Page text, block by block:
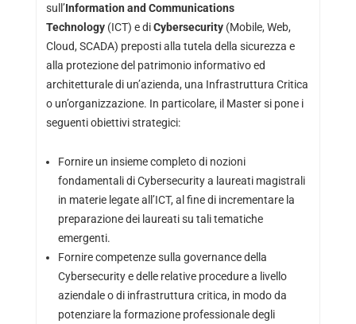
sull’Information and Communications
Technology(ICT) e diCybersecurity(Mobile, Web,
Cloud, SCADA) preposti alla tutela della sicurezza e
alla protezione del patrimonio informativo ed
architetturale di un’azienda, una Infrastruttura Critica
o un’organizzazione. In particolare, il Master si pone i
seguenti obiettivi strategici:
Fornire un insieme completo di nozioni
fondamentali di Cybersecurity a laureati magistrali
in materie legate all’ICT, al fine di incrementare la
preparazione dei laureati su tali tematiche
emergenti.
Fornire competenze sulla governance della
Cybersecurity e delle relative procedure a livello
aziendale o di infrastruttura critica, in modo da
potenziare la formazione professionale degli